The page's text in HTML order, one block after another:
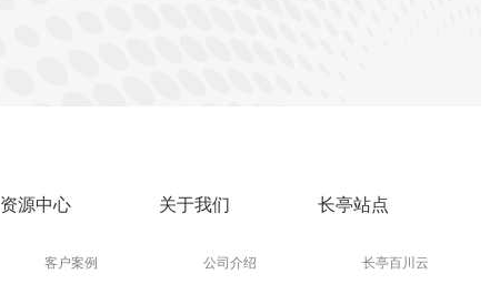
资源中心
客户案例
关于我们
公司介绍
长亭站点
长亭百川云